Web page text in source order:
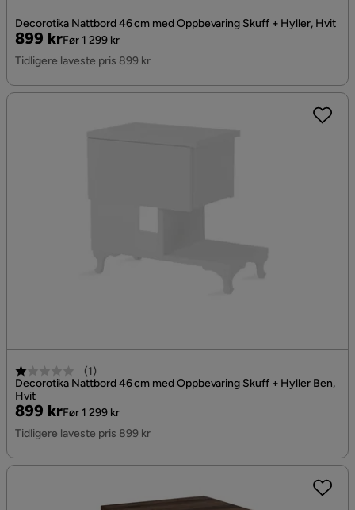
Decorotika Nattbord 46 cm med Oppbevaring Skuff + Hyller, Hvit
Pris
899 kr
Original
Pris
Før 1 299 kr
Tidligere laveste pris 899 kr
(1)
Decorotika Nattbord 46 cm med Oppbevaring Skuff + Hyller Ben,
Hvit
Pris
899 kr
Original
Pris
Før 1 299 kr
Tidligere laveste pris 899 kr